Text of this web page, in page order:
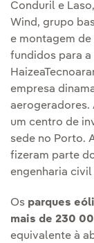
Conduril e
Wind, grupo
e montagem
fundidos para
empresa
aerogeradores.
um centro de
sede no Porto.
fizeram parte
engenharia
Os parques
mais de 230
equivalente à